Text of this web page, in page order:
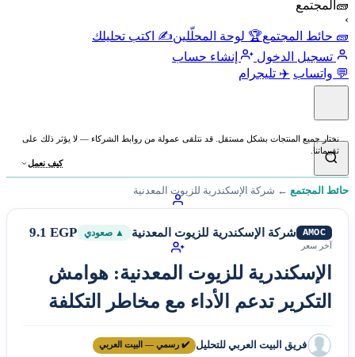
🧱 المجتمع
›
🧱 حائط المجتمع🏆 لوحة المحلّلين✍️ اكتب تحليلك
تسجيل الدخول
إنشاء حساب
💬 واتساب ✈️ تليجرام
نختار جميع المنتجات بشكل مستقل. قد نتلقى عمولة من روابط الشركاء — لا يؤثر ذلك على
تقييماتنا.
كيف نعمل
حائط المجتمع ← شركة الإسكندرية للزيوت المعدنية
AMOC شركة الإسكندرية للزيوت المعدنية ▲ صعودي 9.1 EGP
آخر سعر
الإسكندرية للزيوت المعدنية: هوامش
التكرير تدعم الأداء مع مخاطر التكلفة
فريق البيت العربي للتحليل ✔️ رسمي — البيت العربي